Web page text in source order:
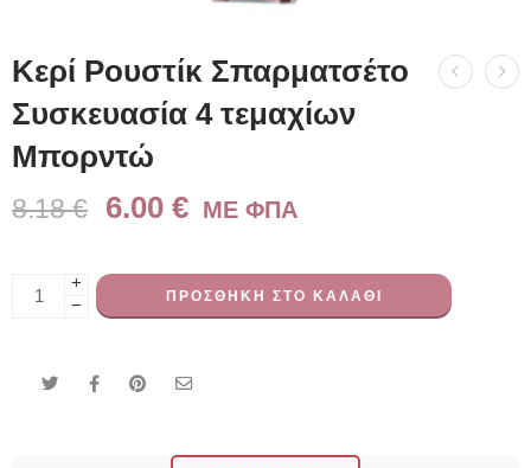
Κερί Ρουστίκ Σπαρματσέτο
Συσκευασία 4 τεμαχίων
Μπορντώ
8.18€ 6.00 € ME ΦΠΑ
+
−
ΠΡΟΣΘΉΚΗ ΣΤΟ ΚΑΛΆΘΙ